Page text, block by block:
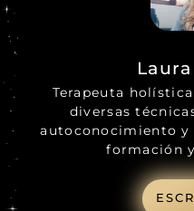
Terapeuta
diversas
autoconocimiento y
formación